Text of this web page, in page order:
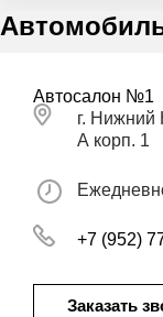
Автосалон №1
г. Нижний
А корп. 1
+7 (952)
Заказать